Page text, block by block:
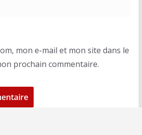
mon e-mail et mon site dans le
prochain commentaire.